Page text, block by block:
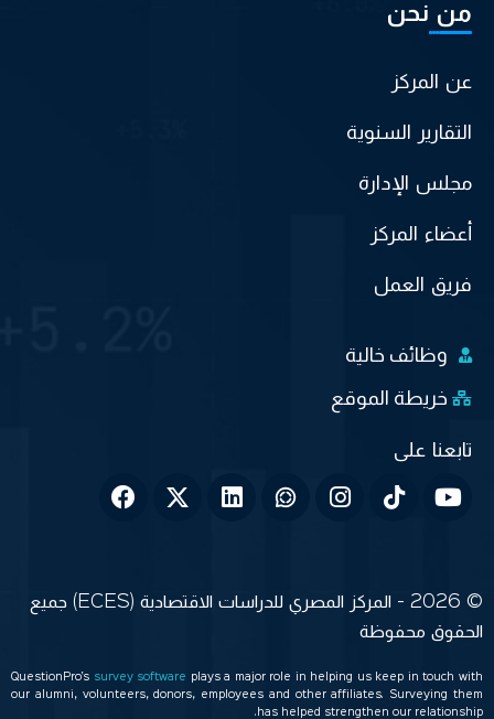
من نحن
عن المركز
التقارير السنوية
مجلس الإدارة
أعضاء المركز
فريق العمل
وظائف خالية
خريطة الموقع
© 2026 - المركز المصري للدراسات الاقتصادية (ECES) جميع
الحقوق محفوظة
QuestionPro’s survey software
plays a major role in helping us keep in touch with
our alumni, volunteers, donors, employees and other affiliates. Surveying them
has helped strengthen our relationship.